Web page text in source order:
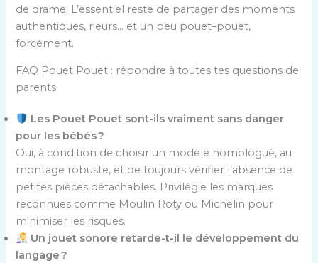
de drame. L’essentiel reste de partager des moments
authentiques, rieurs… et un peu pouet–pouet,
forcément.
FAQ Pouet Pouet : répondre à toutes tes questions de
parents
Les Pouet Pouet sont-ils vraiment sans danger
pour les bébés ?
Oui, à condition de choisir un modèle homologué, au
montage robuste, et de toujours vérifier l’absence de
petites pièces détachables. Privilégie les marques
reconnues comme Moulin Roty ou Michelin pour
minimiser les risques.
Un jouet sonore retarde-t-il le développement du
langage ?